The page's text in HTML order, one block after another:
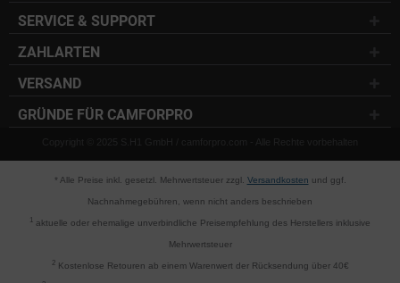
SERVICE & SUPPORT
ZAHLARTEN
VERSAND
GRÜNDE FÜR CAMFORPRO
Copyright © 2025 S.H1 GmbH / camforpro.com - Alle Rechte vorbehalten
* Alle Preise inkl. gesetzl. Mehrwertsteuer zzgl. Versandkosten und ggf.
Nachnahmegebühren, wenn nicht anders beschrieben
aktuelle oder ehemalige unverbindliche Preisempfehlung des Herstellers inklusive
Mehrwertsteuer
2Kostenlose Retouren ab einem Warenwert der Rücksendung über 40€